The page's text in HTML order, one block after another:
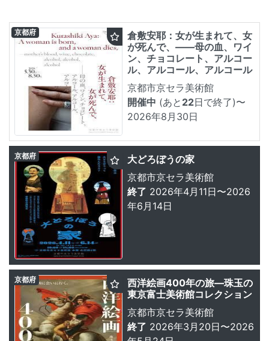
倉敷安耶：女が生まれて、女
が死んで、——母の血、ワイ
ン、チョコレート、アルコー
ル、アルコール、アルコール
京都市京セラ美術館
開催中 (あと 22日で終了)〜
2026年8月30日
京都府
大どろぼうの家
京都市京セラ美術館
終了 2026年4月11日〜2026
年6月14日
京都府
西洋絵画400年の旅―珠玉の
東京富士美術館コレクション
京都市京セラ美術館
終了 2026年3月20日〜2026
京都府